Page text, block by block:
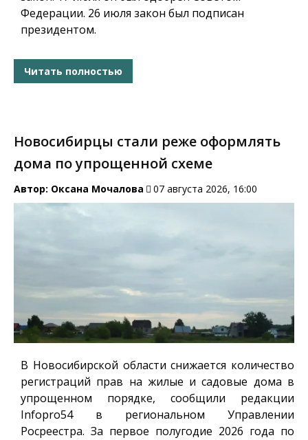
Федерации. 26 июля закон был подписан
президентом.
Читать полностью
Новосибирцы стали реже оформлять
дома по упрощенной схеме
Автор: Оксана Мочалова 07 августа 2026, 16:00
В Новосибирской области снижается количество
регистраций прав на жилые и садовые дома в
упрощенном порядке, сообщили редакции
Infopro54в региональном Управлении
Росреестра. За первое полугодие 2026 года по